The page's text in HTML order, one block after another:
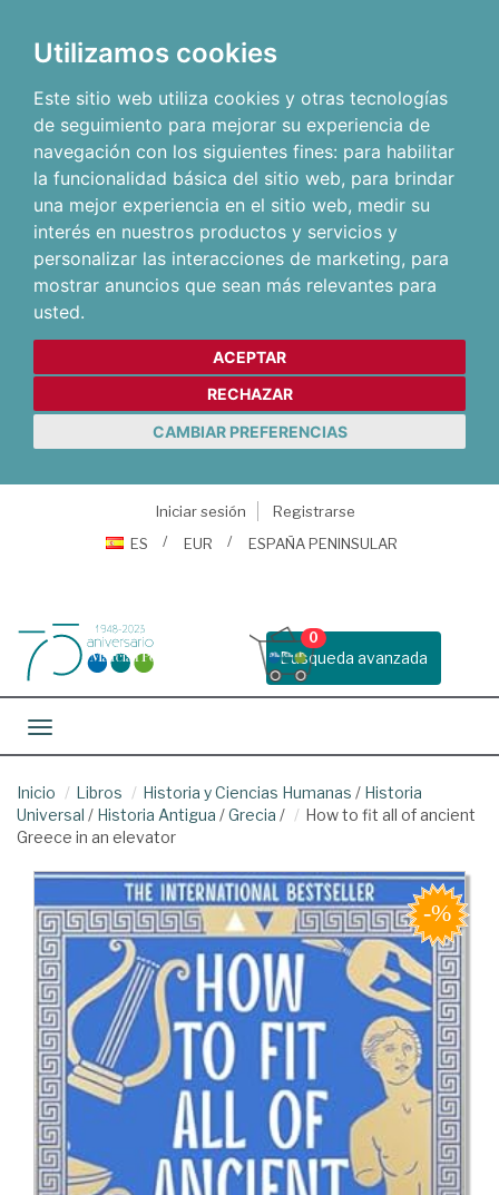
Utilizamos cookies
Este sitio web utiliza cookies y otras tecnologías
de seguimiento para mejorar su experiencia de
navegación con los siguientes fines: para habilitar
la funcionalidad básica del sitio web, para brindar
una mejor experiencia en el sitio web, medir su
interés en nuestros productos y servicios y
personalizar las interacciones de marketing, para
mostrar anuncios que sean más relevantes para
usted.
ACEPTAR
RECHAZAR
CAMBIAR PREFERENCIAS
Iniciar sesión
Registrarse
ES
EUR ESPAÑA PENINSULAR
Busqueda avanzada
0
Toggle navigation
Inicio Libros Historia y Ciencias Humanas / Historia
Universal / Historia Antigua /Grecia /
How to fit all of ancient
Greece in an elevator